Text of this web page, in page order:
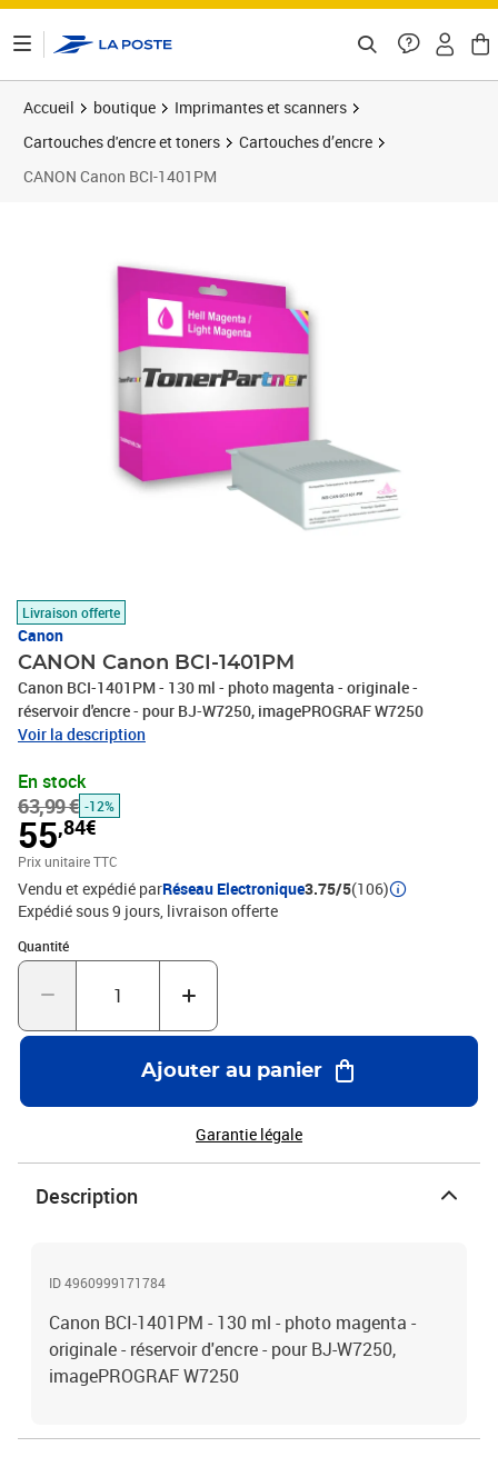
Accueil boutique
Imprimantes et scanners
Cartouches d'encre et toners
Cartouches d’encre
CANON Canon BCI-1401PM
Livraison offerte
Canon
CANON Canon BCI-1401PM
Canon BCI-1401PM - 130 ml - photo magenta - originale -
réservoir d'encre - pour BJ-W7250, imagePROGRAF W7250
Voir la description
En stock
63,99 € -12%
55,84€
Prix unitaire TTC
Vendu et expédié parRéseau Electronique3.75/5(106)
Expédié sous 9 jours livraison offerte
Quantité
Quantité : 1
Ajouter au panier
Garantie légale
Description
ID 4960999171784
Canon BCI-1401PM - 130 ml - photo magenta -
originale - réservoir d'encre - pour BJ-W7250,
imagePROGRAF W7250